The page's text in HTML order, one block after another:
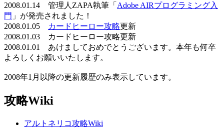
2008.01.14 管理人ZAPA執筆「 Adobe AIRプログラミング入
門 」が発売されました！
2008.01.05
カードヒーロー攻略更新
2008.01.03 カードヒーロー攻略更新
2008.01.01 あけましておめでとうございます。本年も何卒
よろしくお願いいたします。
2008年1月以降の更新履歴のみ表示しています。
攻略Wiki
アルトネリコ攻略Wiki